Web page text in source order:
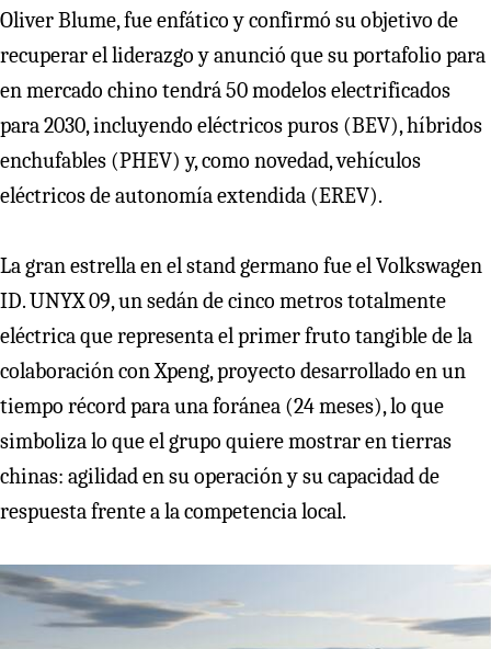
Oliver Blume, fue enfático y confirmó su objetivo de
recuperar el liderazgo y anunció que su portafolio para
en mercado chino tendrá 50 modelos electrificados
para 2030, incluyendo eléctricos puros (BEV), híbridos
enchufables (PHEV) y, como novedad, vehículos
eléctricos de autonomía extendida (EREV).
La gran estrella en el stand germano fue el Volkswagen
ID. UNYX 09, un sedán de cinco metros totalmente
eléctrica que representa el primer fruto tangible de la
colaboración con Xpeng, proyecto desarrollado en un
tiempo récord para una foránea (24 meses), lo que
simboliza lo que el grupo quiere mostrar en tierras
chinas: agilidad en su operación y su capacidad de
respuesta frente a la competencia local.